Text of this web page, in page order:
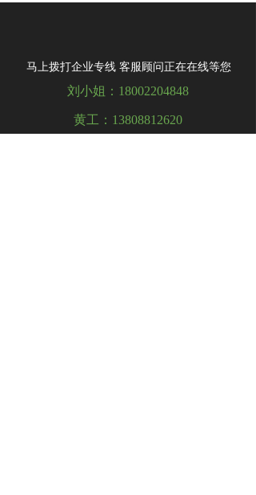
刘小姐：18002204848
黄工：13808812620
马上拨打企业专线 客服顾问正在在线等您